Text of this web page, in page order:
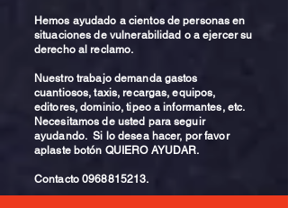
Hemos ayudado a cientos de personas en
situaciones de vulnerabilidad o a ejercer su
derecho al reclamo.
Nuestro trabajo demanda gastos
cuantiosos, taxis, recargas, equipos,
editores, dominio, tipeo a informantes, etc.
Necesitamos de usted para seguir
ayudando. Si lo desea hacer, por favor
aplaste botón QUIERO AYUDAR.
Contacto0968815213.